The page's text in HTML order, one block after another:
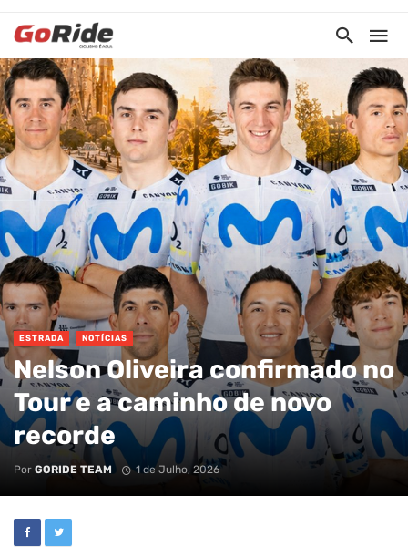
ESTRADA NOTÍCIAS
Nelson Oliveira confirmado no
Tour e a caminho de novo
recorde
Por GORIDE TEAM 1 de Julho, 2026